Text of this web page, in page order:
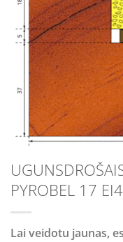
PYROBEL 17
Lai veidotu jaunas,